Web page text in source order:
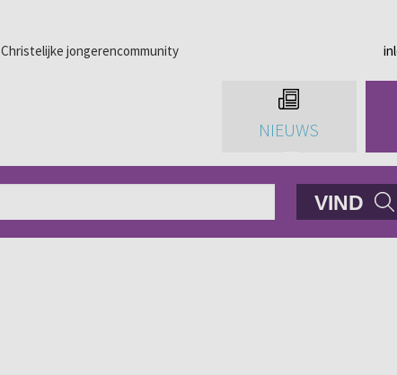
Christelijke jongerencommunity
NIEUWS
VIND